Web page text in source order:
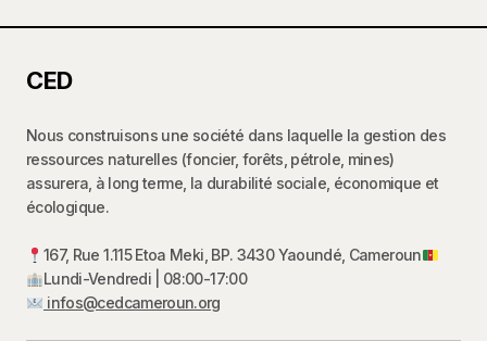
CED
Nous construisons une société dans laquelle la gestion des
ressources naturelles (foncier, forêts, pétrole, mines)
assurera, à long terme, la durabilité sociale, économique et
écologique.
167, Rue 1.115 Etoa Meki, BP. 3430 Yaoundé, Cameroun
Lundi-Vendredi | 08:00-17:00
infos@cedcameroun.org